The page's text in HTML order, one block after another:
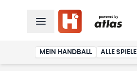
MEIN HANDBALL ALLE SPIELE